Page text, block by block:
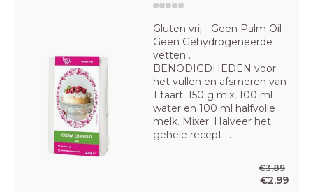
Gluten vrij - Geen Palm Oil -
Geen Gehydrogeneerde
vetten .
BENODIGDHEDEN voor
het vullen en afsmeren van
1 taart: 150 g mix, 100 ml
water en 100 ml halfvolle
melk. Mixer. Halveer het
gehele recept ...
€3,89
€2,99